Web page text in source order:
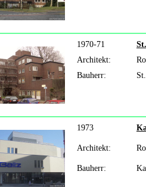
1970-71
Architekt:
Bauherr:
1973
Architekt:
Bauherr: